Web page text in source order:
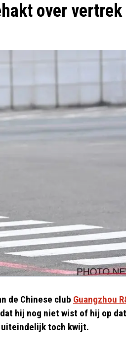
over
de Chinese club Guangzhou
hij nog niet wist of hij op
toch kwijt.